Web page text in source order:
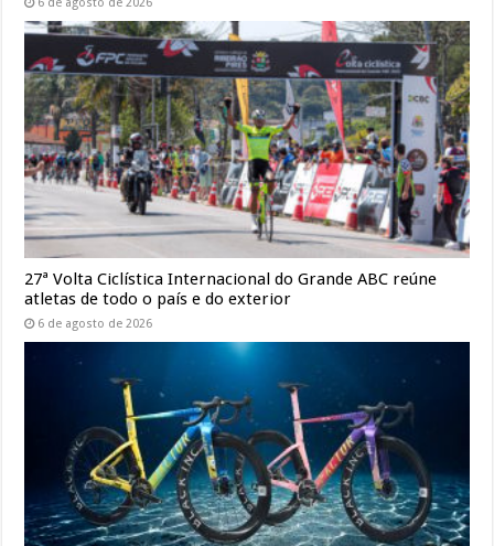
6 de agosto de 2026
27ª Volta Ciclística Internacional do Grande ABC reúne
atletas de todo o país e do exterior
6 de agosto de 2026